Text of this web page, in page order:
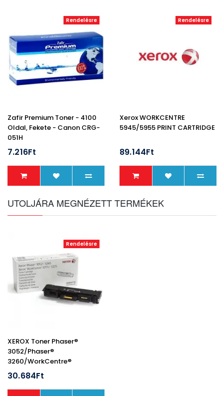
Rendelésre
Zafir Premium Toner - 4100
Oldal, Fekete - Canon CRG-
051H
7.216Ft
Rendelésre
Xerox WORKCENTRE
5945/5955 PRINT CARTRIDGE
89.144Ft
UTOLJÁRA MEGNÉZETT TERMÉKEK
Rendelésre
XEROX Toner Phaser®
3052/Phaser®
3260/WorkCentre®
3215/WorkCentre® 3225,
Fekete, 3000 Oldal
30.684Ft